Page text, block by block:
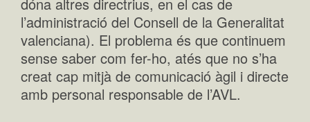
l’administració del Consell de la Generalitat
valenciana). El problema és que continuem
sense saber com fer-ho, atés que no s’ha
creat cap mitjà de comunicació àgil i directe
amb personal responsable de l’AVL.